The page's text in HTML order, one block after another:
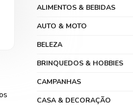
ALIMENTOS & BEBIDAS
AUTO & MOTO
BELEZA
BRINQUEDOS & HOBBIES
CAMPANHAS
CASA & DECORAÇÃO